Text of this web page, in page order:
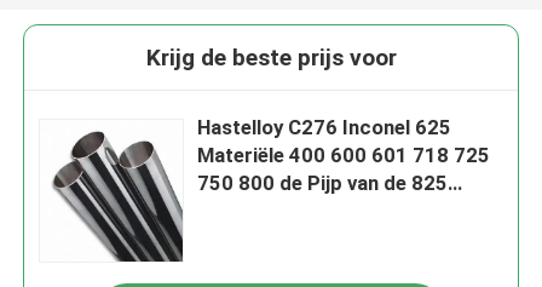
Krijg de beste prijs voor
Hastelloy C276 Inconel 625
Materiële 400 600 601 718 725
750 800 de Pijp van de 825